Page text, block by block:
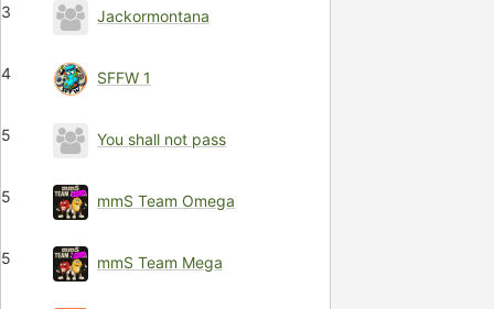
3 Jackormontana
4 SFFW 1
5 You shall not pass
5 mmS Team Omega
5 mmS Team Mega